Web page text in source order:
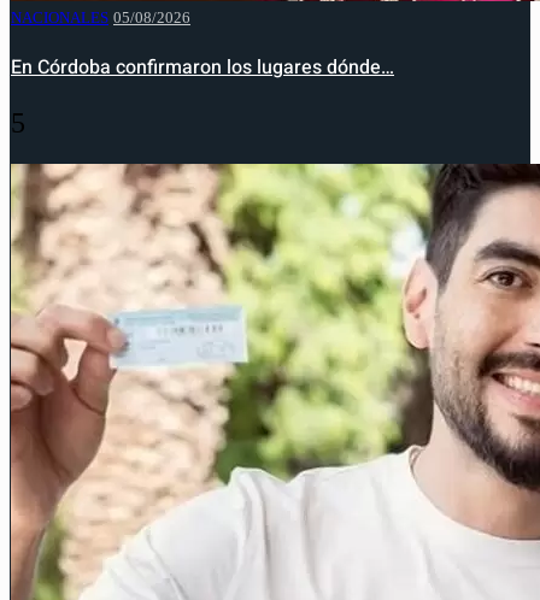
NACIONALES 05/08/2026
En Córdoba confirmaron los lugares dónde…
5